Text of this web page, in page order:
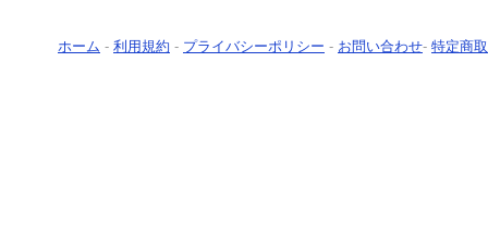
ホーム - 利用規約 - プライバシーポリシー - お問い合わせ- 特定商